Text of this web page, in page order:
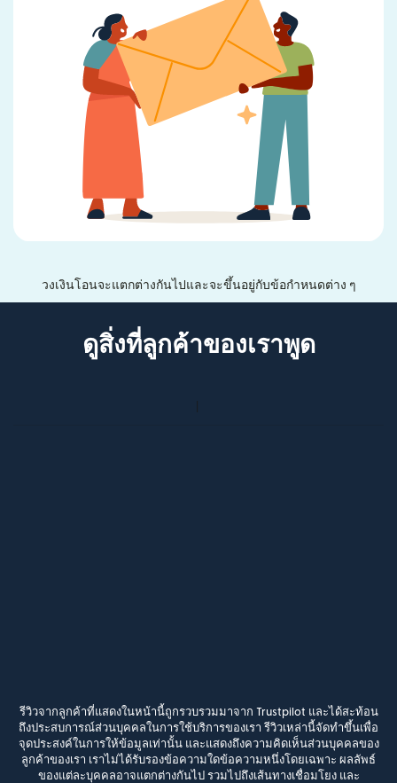
วงเงินโอนจะแตกต่างกันไปและจะขึ้นอยู่กับข้อกำหนดต่าง ๆ
ดูสิ่งที่ลูกค้าของเราพูด
รีวิวจากลูกค้าที่แสดงในหน้านี้ถูกรวบรวมมาจาก Trustpilot และได้สะท้อน
ถึงประสบการณ์ส่วนบุคคลในการใช้บริการของเรา รีวิวเหล่านี้จัดทำขึ้นเพื่อ
จุดประสงค์ในการให้ข้อมูลเท่านั้น และแสดงถึงความคิดเห็นส่วนบุคคลของ
ลูกค้าของเรา เราไม่ได้รับรองข้อความใดข้อความหนึ่งโดยเฉพาะ ผลลัพธ์
ของแต่ละบุคคลอาจแตกต่างกันไป รวมไปถึงเส้นทางเชื่อมโยง และ